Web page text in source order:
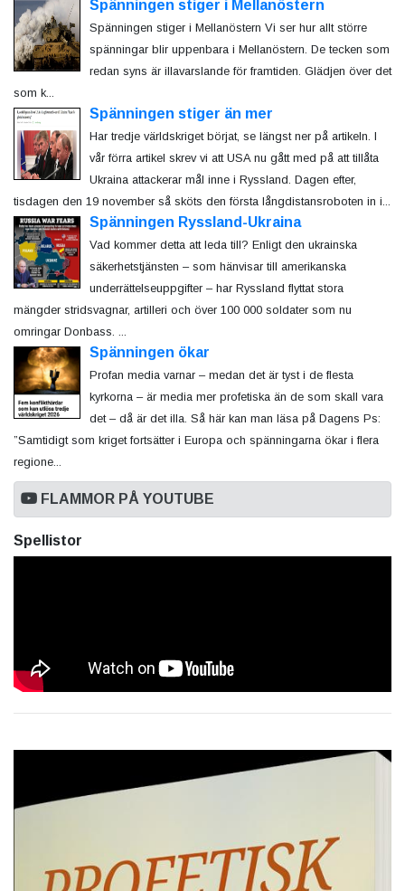
Spänningen stiger i Mellanöstern
Spänningen stiger i Mellanöstern Vi ser hur allt större
spänningar blir uppenbara i Mellanöstern. De tecken som
redan syns är illavarslande för framtiden. Glädjen över det
som k...
Spänningen stiger än mer
Har tredje världskriget börjat, se längst ner på artikeln. I
vår förra artikel skrev vi att USA nu gått med på att tillåta
Ukraina attackerar mål inne i Ryssland. Dagen efter,
tisdagen den 19 november så sköts den första långdistansroboten in i...
Spänningen Ryssland-Ukraina
Vad kommer detta att leda till? Enligt den ukrainska
säkerhetstjänsten – som hänvisar till amerikanska
underrättelseuppgifter – har Ryssland flyttat stora
mängder stridsvagnar, artilleri och över 100 000 soldater som nu
omringar Donbass. ...
Spänningen ökar
Profan media varnar – medan det är tyst i de flesta
kyrkorna – är media mer profetiska än de som skall vara
det – då är det illa. Så här kan man läsa på Dagens Ps:
”Samtidigt som kriget fortsätter i Europa och spänningarna ökar i flera
regione...
FLAMMOR PÅ YOUTUBE
Spellistor